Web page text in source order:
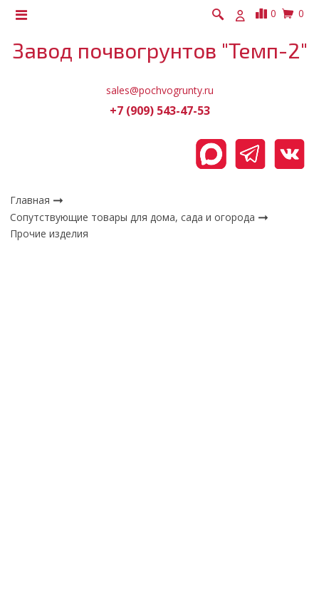
0 0
Завод почвогрунтов "Темп-2"
sales@pochvogrunty.ru
+7 (909) 543-47-53
Главная
Сопутствующие товары для дома, сада и огорода
Прочие изделия